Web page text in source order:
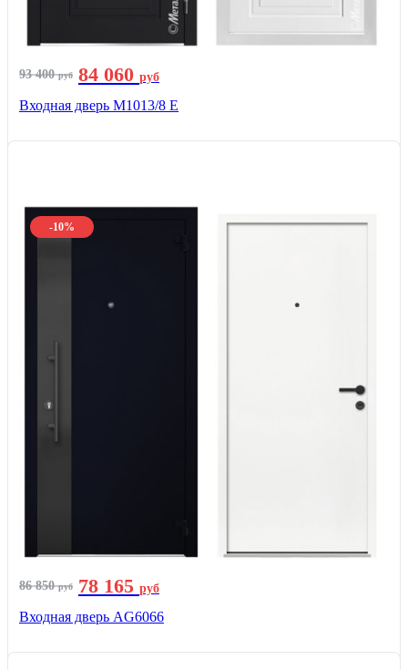
93 400руб 84 060 руб
Входная дверь М1013/8 E
-10%
86 850руб 78 165 руб
Входная дверь AG6066